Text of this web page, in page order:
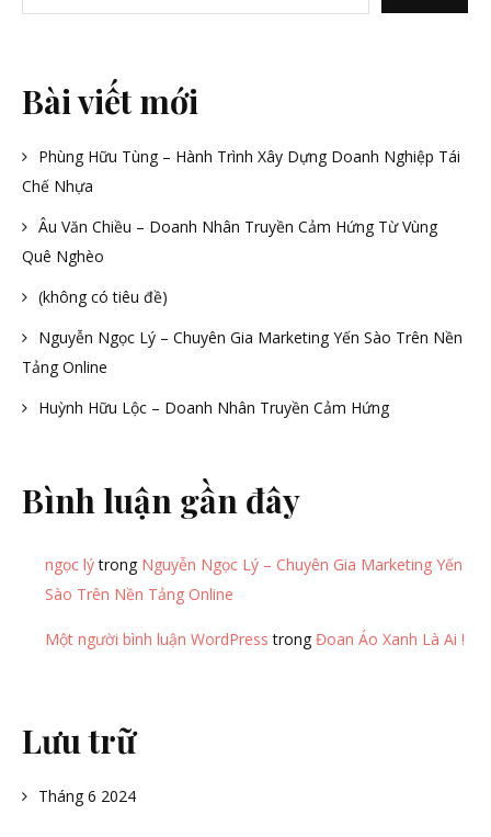
Bài viết mới
Phùng Hữu Tùng – Hành Trình Xây Dựng Doanh Nghiệp Tái
Chế Nhựa
Âu Văn Chiều – Doanh Nhân Truyền Cảm Hứng Từ Vùng
Quê Nghèo
(không có tiêu đề)
Nguyễn Ngọc Lý – Chuyên Gia Marketing Yến Sào Trên Nền
Tảng Online
Huỳnh Hữu Lộc – Doanh Nhân Truyền Cảm Hứng
Bình luận gần đây
ngọc lýtrong Nguyễn Ngọc Lý – Chuyên Gia Marketing Yến
Sào Trên Nền Tảng Online
Một người bình luận WordPress trong Đoan Áo Xanh Là Ai !
Lưu trữ
Tháng 6 2024